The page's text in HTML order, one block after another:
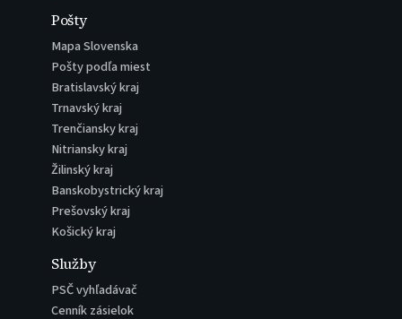
Pošty
Mapa Slovenska
Pošty podľa miest
Bratislavský kraj
Trnavský kraj
Trenčiansky kraj
Nitriansky kraj
Žilinský kraj
Banskobystrický kraj
Prešovský kraj
Košický kraj
Služby
PSČ vyhľadávač
Cenník zásielok